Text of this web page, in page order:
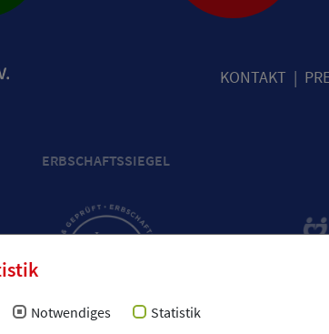
Notwendiges Statistik
KONTAKT
ERBSCHAFTSSIEGEL